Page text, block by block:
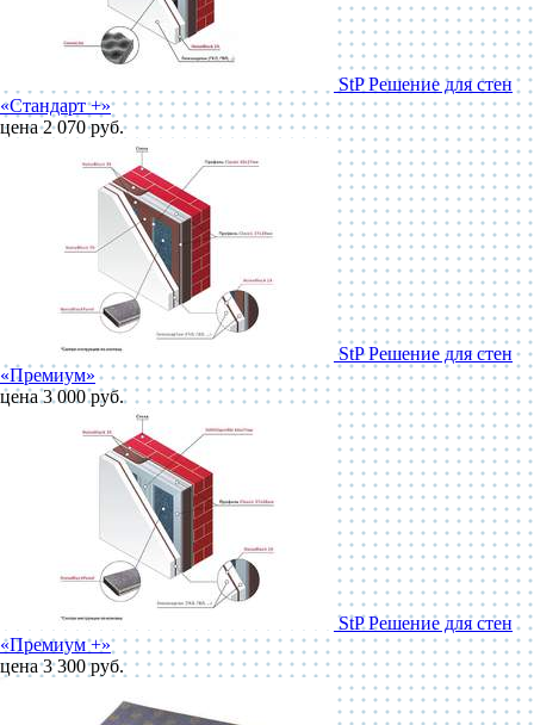
StP Решение для стен
«Стандарт +»
цена 2 070 руб.
StP Решение для стен
«Премиум»
цена 3 000 руб.
StP Решение для стен
«Премиум +»
цена 3 300 руб.